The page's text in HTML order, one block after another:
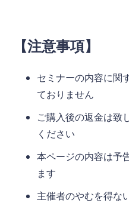
【注意事項】
セミナーの内容に関
ておりません
ご購入後の返金は致
ください
本ページの内容は予
ます
主催者のやむを得な